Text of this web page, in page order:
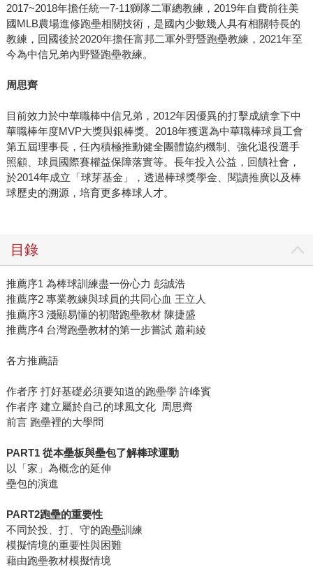
2017~2018年擔任統一7-11獅隊二軍總教練，2019年自費前往美
國MLB農場進修跑壘相關技術，是國內少數幾人具有相關特長的
教練，回國後於2020年擔任富邦二軍外野暨跑壘教練，2021年至
今為中信兄弟內野暨跑壘教練。
周思齊
目前效力於中華職棒中信兄弟，2012年因優異的打擊成績拿下中
華職棒年度MVP大獎與銀棒獎。2018年獲選為中華職棒球員工會
第五屆理事長，任內積極推動健全團體協約機制、強化退役選手
照顧、球員國際賽權益保障落實等。長年投入公益，回饋社會，
於2014年成立「球芽基金」，透過棒球獎學金、閱讀推廣以及棒
球歷史的溯源，培育更多棒球人才。
目錄
推薦序1 為棒球訓練盡一份心力 彭誠浩
推薦序2 專業教練與球員的共同心血 王立人
推薦序3 淺顯易懂的初階跑壘教材 陳捷盛
推薦序4 台灣跑壘教材的第一步嘗試 蕭莉綾
各方推薦語
作者序 打好基礎必須要知道的跑壘學 許峰賓
作者序 建立屬於自己的球風文化 周思齊
前言 跑壘裡的大學問
PART1 從本壘板與壘包了解棒球運動
以「家」為概念的延伸
壘包的演進
PART2跑壘的重要性
不同於投、打、守的跑壘訓練
模擬情境的重要性與困難
藉由跑壘教材模擬情境